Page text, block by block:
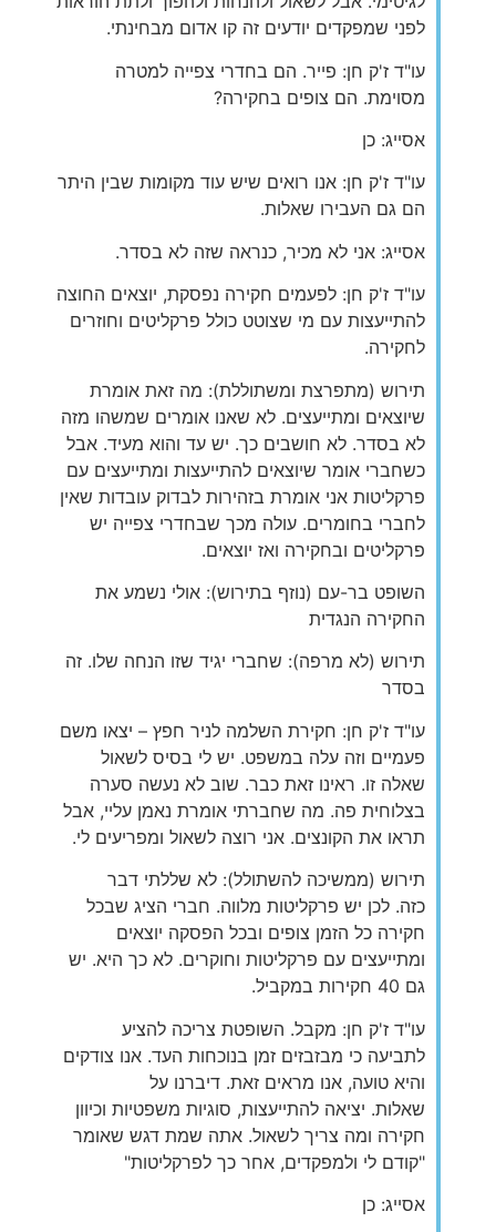
לפני שמפקדים יודעים זה קו אדום מבחינתי.
עו"ד ז'ק חן: פייר. הם בחדרי צפייה למטרה
מסוימת. הם צופים בחקירה?
אסייג: כן
עו"ד ז'ק חן: אנו רואים שיש עוד מקומות שבין היתר
הם גם העבירו שאלות.
אסייג: אני לא מכיר, כנראה שזה לא בסדר.
עו"ד ז'ק חן: לפעמים חקירה נפסקת, יוצאים החוצה
להתייעצות עם מי שצוטט כולל פרקליטים וחוזרים
לחקירה.
תירוש (מתפרצת ומשתוללת): מה זאת אומרת
שיוצאים ומתייעצים. לא שאנו אומרים שמשהו מזה
לא בסדר. לא חושבים כך. יש עד והוא מעיד. אבל
כשחברי אומר שיוצאים להתייעצות ומתייעצים עם
פרקליטות אני אומרת בזהירות לבדוק עובדות שאין
לחברי בחומרים. עולה מכך שבחדרי צפייה יש
פרקליטים ובחקירה ואז יוצאים.
השופט בר-עם (נוזף בתירוש): אולי נשמע את
החקירה הנגדית
תירוש (לא מרפה): שחברי יגיד שזו הנחה שלו. זה
בסדר
עו"ד ז'ק חן: חקירת השלמה לניר חפץ – יצאו משם
פעמיים וזה עלה במשפט. יש לי בסיס לשאול
שאלה זו. ראינו זאת כבר. שוב לא נעשה סערה
בצלוחית פה. מה שחברתי אומרת נאמן עליי, אבל
תראו את הקונצים. אני רוצה לשאול ומפריעים לי.
תירוש (ממשיכה להשתולל): לא שללתי דבר
כזה. לכן יש פרקליטות מלווה. חברי הציג שבכל
חקירה כל הזמן צופים ובכל הפסקה יוצאים
ומתייעצים עם פרקליטות וחוקרים. לא כך היא. יש
גם 40 חקירות במקביל.
עו"ד ז'ק חן: מקבל. השופטת צריכה להציע
לתביעה כי מבזבזים זמן בנוכחות העד. אנו צודקים
והיא טועה, אנו מראים זאת. דיברנו על
שאלות. יציאה להתייעצות, סוגיות משפטיות וכיוון
חקירה ומה צריך לשאול. אתה שמת דגש שאומר
"קודם לי ולמפקדים, אחר כך לפרקליטות"
אסייג: כן